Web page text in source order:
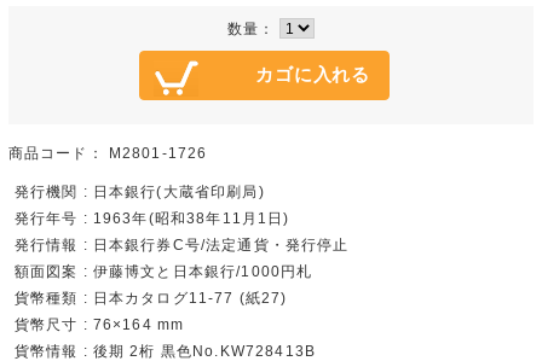
数量：
商品コード： M2801-1726
発行機関 : 日本銀行(大蔵省印刷局)
発行年号 : 1963年(昭和38年11月1日)
発行情報 : 日本銀行券C号/法定通貨・発行停止
額面図案 : 伊藤博文と日本銀行/1000円札
貨幣種類 : 日本カタログ11-77 (紙27)
貨幣尺寸 : 76×164 mm
貨幣情報 : 後期 2桁 黒色No.KW728413B